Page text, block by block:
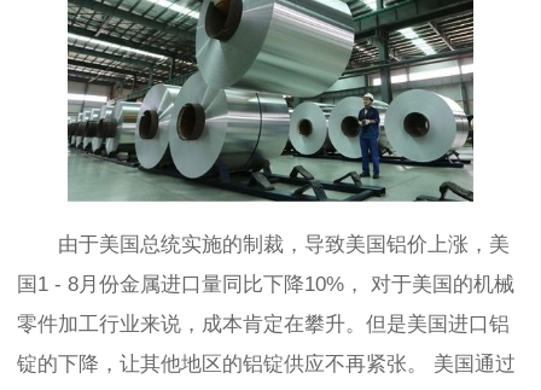
由于美国 总统实施的制裁，导致美国铝价上涨，美
国 1 - 8月份金属进口量同比下降10% ，
对于美国的机械
零件加工行业来说，成本肯定在攀升。但是美国进口铝
锭的下降，让其他地区的铝锭供应不再紧张。
美国通过